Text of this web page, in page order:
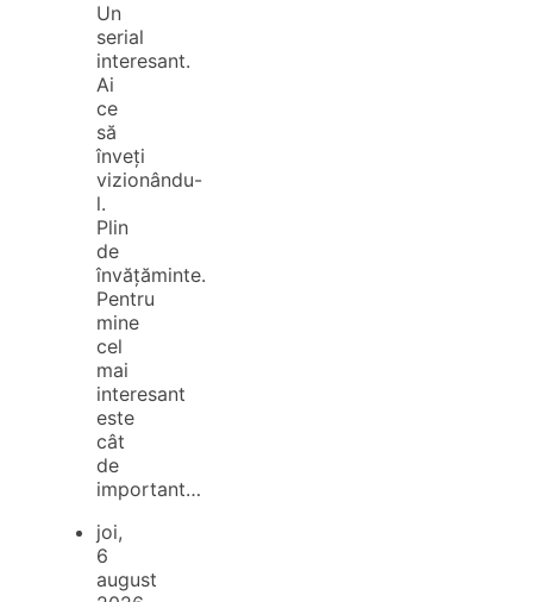
Un
serial
interesant.
Ai
ce
să
înveți
vizionându-
l.
Plin
de
învățăminte.
Pentru
mine
cel
mai
interesant
este
cât
de
important…
joi,
6
august